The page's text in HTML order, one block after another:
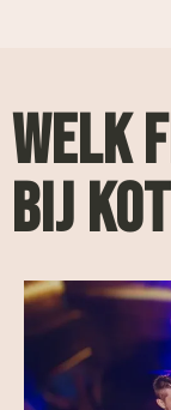
WELK
BIJ